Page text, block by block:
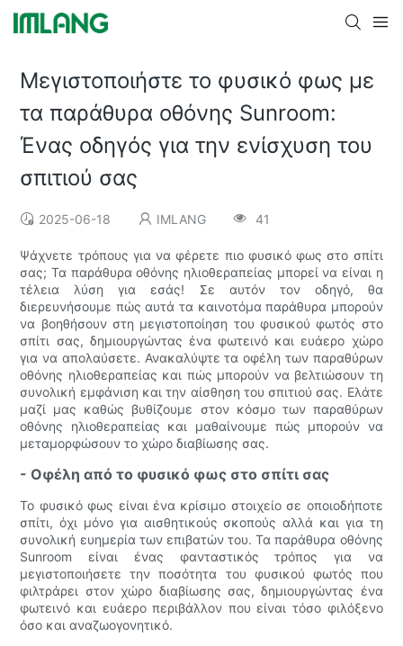
Μεγιστοποιήστε το φυσικό φως με
τα παράθυρα οθόνης Sunroom:
Ένας οδηγός για την ενίσχυση του
σπιτιού σας
2025-06-18 IMLANG 41
Ψάχνετε τρόπους για να φέρετε πιο φυσικό φως στο σπίτι
σας; Τα παράθυρα οθόνης ηλιοθεραπείας μπορεί να είναι η
τέλεια λύση για εσάς! Σε αυτόν τον οδηγό, θα
διερευνήσουμε πώς αυτά τα καινοτόμα παράθυρα μπορούν
να βοηθήσουν στη μεγιστοποίηση του φυσικού φωτός στο
σπίτι σας, δημιουργώντας ένα φωτεινό και ευάερο χώρο
για να απολαύσετε. Ανακαλύψτε τα οφέλη των παραθύρων
οθόνης ηλιοθεραπείας και πώς μπορούν να βελτιώσουν τη
συνολική εμφάνιση και την αίσθηση του σπιτιού σας. Ελάτε
μαζί μας καθώς βυθίζουμε στον κόσμο των παραθύρων
οθόνης ηλιοθεραπείας και μαθαίνουμε πώς μπορούν να
μεταμορφώσουν το χώρο διαβίωσης σας.
- Οφέλη από το φυσικό φως στο σπίτι σας
Το φυσικό φως είναι ένα κρίσιμο στοιχείο σε οποιοδήποτε
σπίτι, όχι μόνο για αισθητικούς σκοπούς αλλά και για τη
συνολική ευημερία των επιβατών του. Τα παράθυρα οθόνης
Sunroom είναι ένας φανταστικός τρόπος για να
μεγιστοποιήσετε την ποσότητα του φυσικού φωτός που
φιλτράρει στον χώρο διαβίωσης σας, δημιουργώντας ένα
φωτεινό και ευάερο περιβάλλον που είναι τόσο φιλόξενο
όσο και αναζωογονητικό.